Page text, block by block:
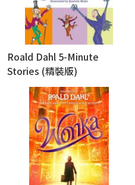
Roald Dahl 5-Minute
Stories (精裝版)